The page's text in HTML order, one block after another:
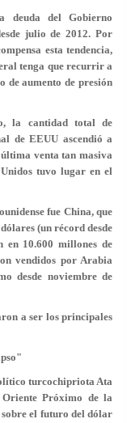
deuda del Gobierno
julio de 2012. Por
esta tendencia,
tenga que recurrir a
de aumento de presión
la cantidad total de
de EEUU ascendió a
venta tan masiva
tuvo lugar en el
fue China, que
(un récord desde
en 10.600 millones de
vendidos por Arabia
desde noviembre de
a ser los principales
turcochipriota Ata
Próximo de la
el futuro del dólar